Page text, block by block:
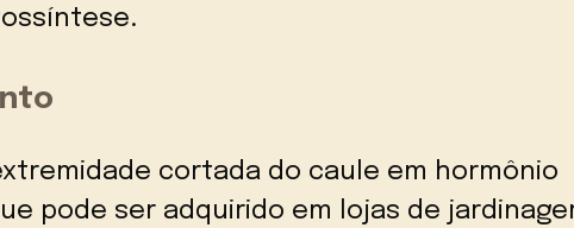
cortada do caule em hormônio
pode ser adquirido em lojas de